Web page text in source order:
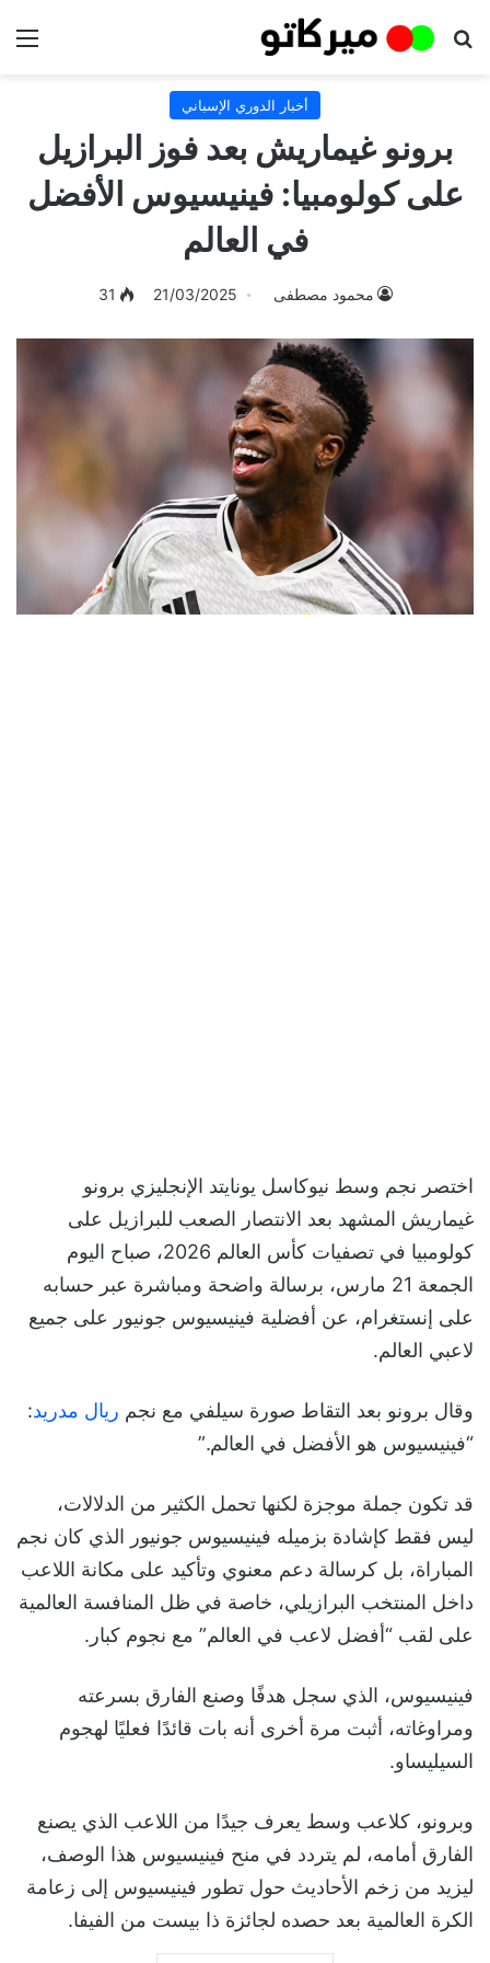
بحث عن
أخبار الدوري الإسباني
برونو غيماريش بعد فوز البرازيل
على كولومبيا: فينيسيوس الأفضل
في العالم
محمود مصطفى 21/03/2025
31
اختصر نجم وسط نيوكاسل يونايتد الإنجليزي برونو
غيماريش المشهد بعد الانتصار الصعب للبرازيل على
كولومبيا في تصفيات كأس العالم 2026، صباح اليوم
الجمعة 21 مارس، برسالة واضحة ومباشرة عبر حسابه
على إنستغرام، عن أفضلية فينيسيوس جونيور على جميع
لاعبي العالم.
وقال برونو بعد التقاط صورة سيلفي مع نجم ريال مدريد:
“فينيسيوس هو الأفضل في العالم.”
قد تكون جملة موجزة لكنها تحمل الكثير من الدلالات،
ليس فقط كإشادة بزميله فينيسيوس جونيور الذي كان نجم
المباراة، بل كرسالة دعم معنوي وتأكيد على مكانة اللاعب
داخل المنتخب البرازيلي، خاصة في ظل المنافسة العالمية
على لقب “أفضل لاعب في العالم” مع نجوم كبار.
فينيسيوس، الذي سجل هدفًا وصنع الفارق بسرعته
ومراوغاته، أثبت مرة أخرى أنه بات قائدًا فعليًا لهجوم
السيليساو.
وبرونو، كلاعب وسط يعرف جيدًا من اللاعب الذي يصنع
الفارق أمامه، لم يتردد في منح فينيسيوس هذا الوصف،
ليزيد من زخم الأحاديث حول تطور فينيسيوس إلى زعامة
الكرة العالمية بعد حصده لجائزة ذا بيست من الفيفا.